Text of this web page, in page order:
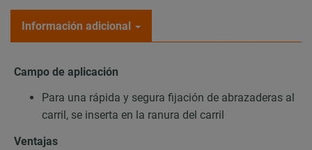
Información adicional
Campo de aplicación
Para una rápida y segura fijación de abrazaderas al
carril, se inserta en la ranura del carril
Ventajas